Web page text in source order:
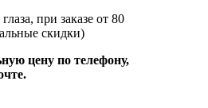
при заказе от 80
скидки)
цену по телефону,